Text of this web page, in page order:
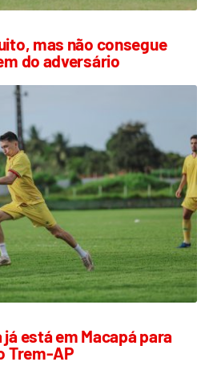
mas não consegue
do adversário
está em Macapá para
Trem-AP